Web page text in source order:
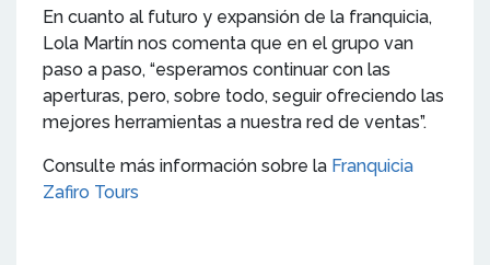
En cuanto al futuro y expansión de la franquicia,
Lola Martín nos comenta que en el grupo van
paso a paso, “esperamos continuar con las
aperturas, pero, sobre todo, seguir ofreciendo las
mejores herramientas a nuestra red de ventas”.
Consulte más información sobre la Franquicia
Zafiro Tours